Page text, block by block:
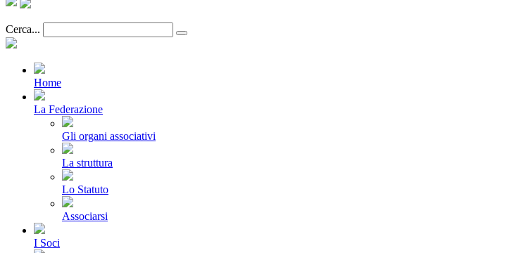
Cerca...
Home
La Federazione
Gli organi associativi
La struttura
Lo Statuto
Associarsi
I Soci